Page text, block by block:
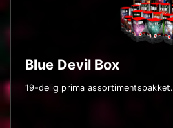
Blue Devil Box
19-delig prima assortimentspakket.